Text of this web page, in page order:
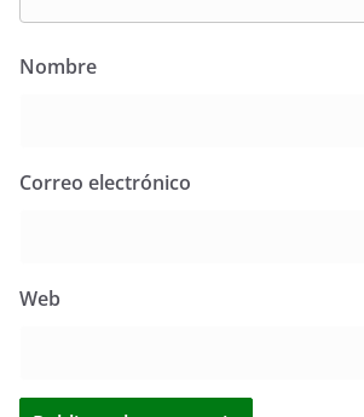
Nombre
Correo electrónico
Web